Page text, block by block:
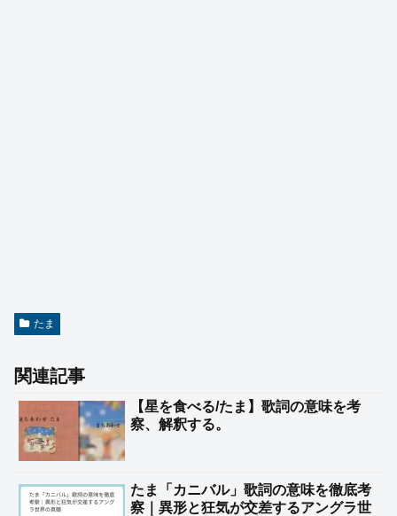
たま
関連記事
【星を食べる/たま】歌詞の意味を考
察、解釈する。
たま「カニバル」歌詞の意味を徹底考
察｜異形と狂気が交差するアングラ世